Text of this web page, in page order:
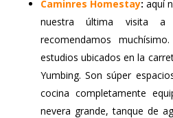
Caminres Homestay: aquí
nuestra última visita
recomendamos
estudios ubicados en la
Yumbing. Son súper
cocina completamente
nevera grande, tanque de